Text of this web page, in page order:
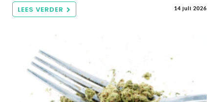
LEES VERDER 14 juli 2026